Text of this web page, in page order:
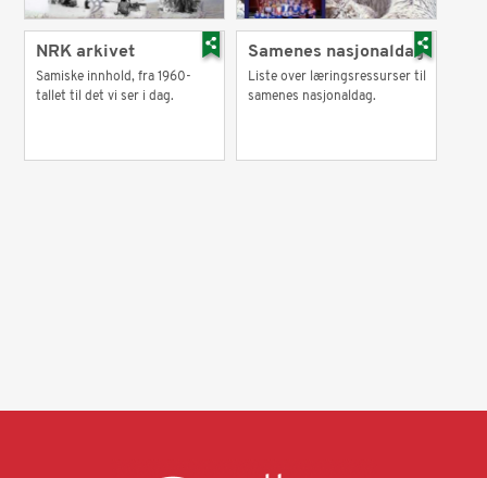
NRK arkivet
Samiske innhold, fra 1960-
tallet til det vi ser i dag.
Samenes nasjonaldag
Liste over læringsressurser til
samenes nasjonaldag.